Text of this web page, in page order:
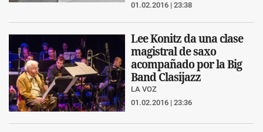
01.02.2016 | 23:38
Lee Konitz da una clase
magistral de saxo
acompañado por la Big
Band Clasijazz
LA VOZ
01.02.2016 | 23:36